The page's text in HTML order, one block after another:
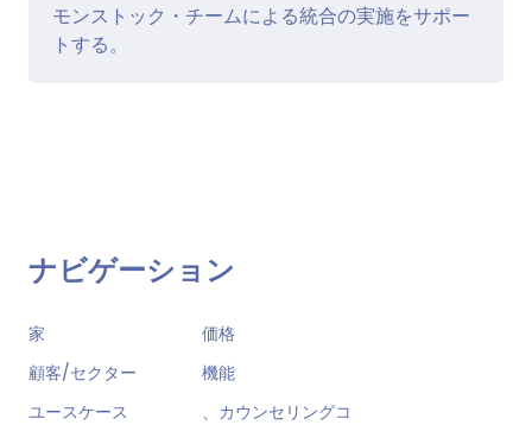
モンストック・チームによる統合の実施をサポー
トする。
ナビゲーション
家
価格
顧客/セクター
機能
ユースケース
、カウンセリングコ